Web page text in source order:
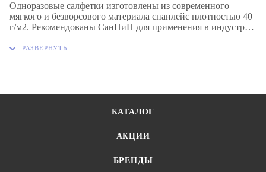
Одноразовые салфетки изготовлены из современного
мягкого и безворсового материала спанлейс плотностью 40
г/м2. Рекомендованы СанПиН для применения в индустрии
оптимизации расходов и удобства мастера и клиента.
КАТАЛОГ
АКЦИИ
БРЕНДЫ